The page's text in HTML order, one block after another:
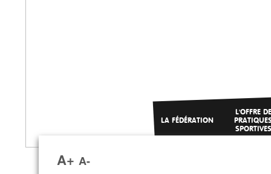
LA FÉDÉRATION
L'OFFRE DE
SPORTIVES
A+ A-